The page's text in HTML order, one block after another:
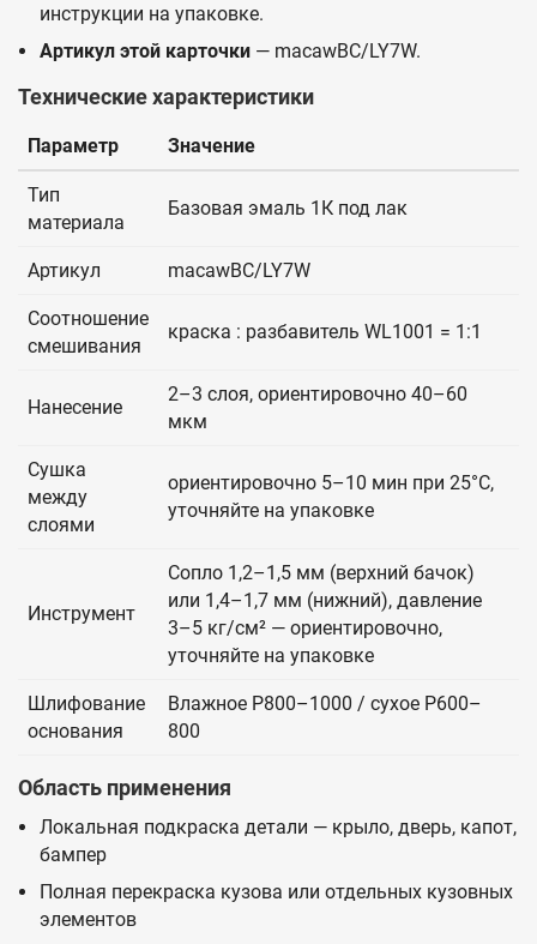
инструкции на упаковке.
Артикул этой карточки — macawBC/LY7W.
Технические характеристики
Параметр Значение
Тип
материала
Базовая эмаль 1К под лак
Артикул macawBC/LY7W
Соотношение
смешивания
краска : разбавитель WL1001 = 1:1
Нанесение
2–3 слоя, ориентировочно 40–60
мкм
Сушка
между
слоями
ориентировочно 5–10 мин при 25°C,
уточняйте на упаковке
Инструмент
Сопло 1,2–1,5 мм (верхний бачок)
или 1,4–1,7 мм (нижний), давление
3–5 кг/см² — ориентировочно,
уточняйте на упаковке
Шлифование
основания
Влажное P800–1000 / сухое P600–
800
Область применения
Локальная подкраска детали — крыло, дверь, капот,
бампер
Полная перекраска кузова или отдельных кузовных
элементов